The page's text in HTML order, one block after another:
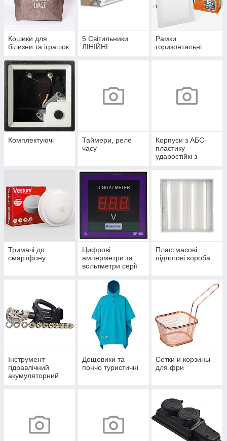
Кошики для
білизни та іграшок
5 Світильники
ЛІНІЙНІ
Рамки
горизонтальні
Комплектуючі
Таймери, реле
часу
Корпуси з АБС-
пластику
ударостійкі з
UBox
Тримачі до
смартфону
Цифрові
амперметри та
вольтметри серії
Пластмасові
підлогові короба
Інструмент
гідравлічний
акумуляторний
Дощовики та
пончо туристичні
Сетки и корзины
для фри